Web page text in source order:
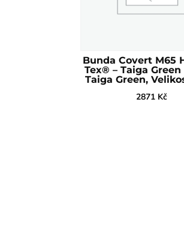
Bunda Covert M65
Tex® – Taiga Green
Taiga Green,
2871 Kč